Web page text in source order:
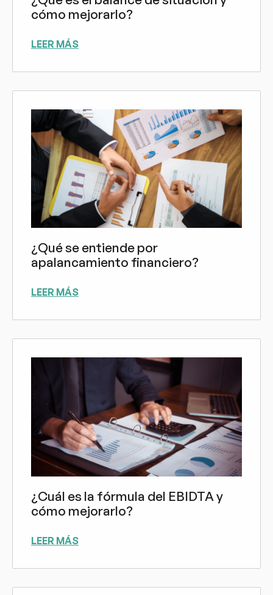
cómo mejorarlo?
LEER MÁS
¿Qué se entiende por
apalancamiento financiero?
LEER MÁS
¿Cuál es la fórmula del EBIDTA y
cómo mejorarlo?
LEER MÁS